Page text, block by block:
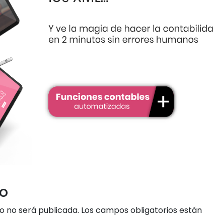
no será publicada. Los campos obligatorios están